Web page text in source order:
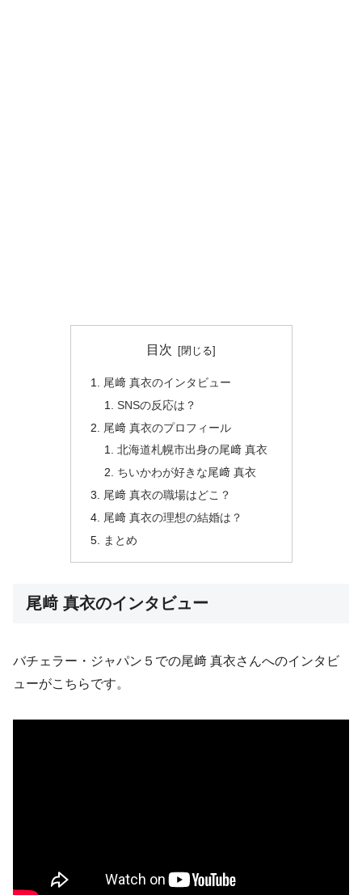
目次
尾﨑 真衣のインタビュー
SNSの反応は？
尾﨑 真衣のプロフィール
北海道札幌市出身の尾﨑 真衣
ちいかわが好きな尾﨑 真衣
尾﨑 真衣の職場はどこ？
尾﨑 真衣の理想の結婚は？
まとめ
尾﨑 真衣のインタビュー
バチェラー・ジャパン５での尾﨑 真衣さんへのインタビ
ューがこちらです。